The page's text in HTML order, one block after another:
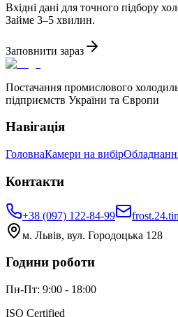
Вхідні дані для точного підбору
Займе 3–5 хвилин.
Заповнити зараз
Постачання промислового
підприємств України та Європи
Навігація
ГоловнаКамери на вибір
Контакти
+38 (097) 122-84-99
м. Львів, вул. Городоцька 128
Години роботи
Пн-Пт: 9:00 - 18:00
ISO Certified